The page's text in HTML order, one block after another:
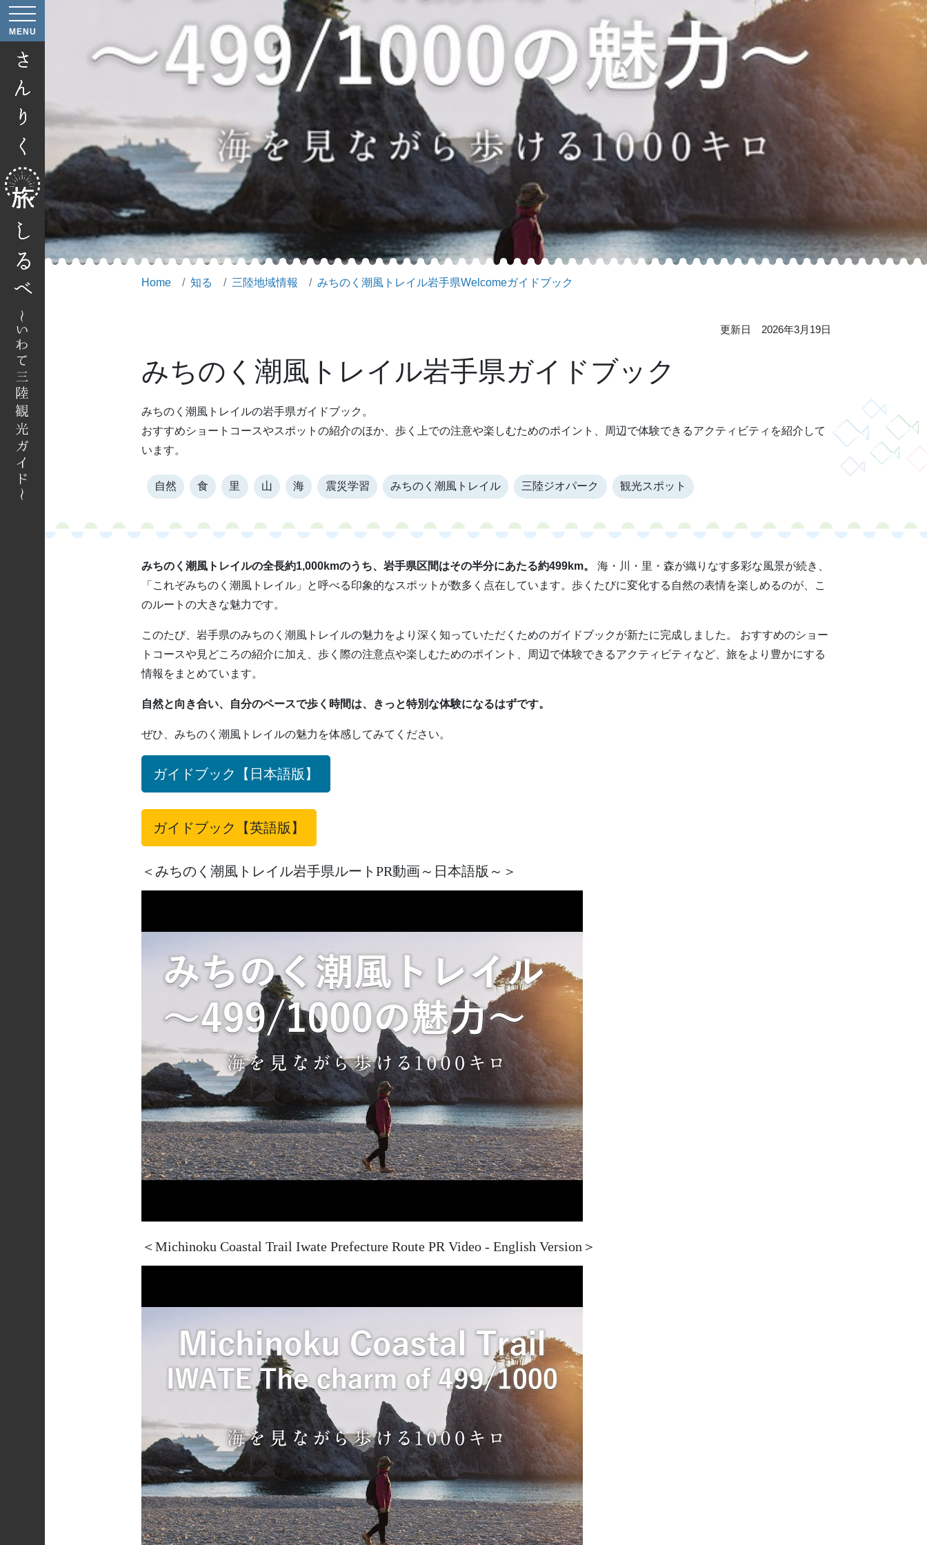
MENU
Home 知る 三陸地域情報 みちのく潮風トレイル岩手県Welcomeガイドブック
更新日 2026年3月19日
みちのく潮風トレイル岩手県ガイドブック
みちのく潮風トレイルの岩手県ガイドブック。
おすすめショートコースやスポットの紹介のほか、歩く上での注意や楽しむためのポイント、周辺で体験できるアクティビティを紹介して
います。
自然 食 里 山 海 震災学習 みちのく潮風トレイル 三陸ジオパーク 観光スポット
みちのく潮風トレイルの全長約1,000kmのうち、岩手県区間はその半分にあたる約499km。
海・川・里・森が織りなす多彩な風景が続き、
「これぞみちのく潮風トレイル」と呼べる印象的なスポットが数多く点在しています。歩くたびに変化する自然の表情を楽しめるのが、こ
のルートの大きな魅力です。
このたび、岩手県のみちのく潮風トレイルの魅力をより深く知っていただくためのガイドブックが新たに完成しました。 おすすめのショー
トコースや見どころの紹介に加え、歩く際の注意点や楽しむためのポイント、周辺で体験できるアクティビティなど、旅をより豊かにする
情報をまとめています。
自然と向き合い、自分のペースで歩く時間は、きっと特別な体験になるはずです。
ぜひ、みちのく潮風トレイルの魅力を体感してみてください。
ガイドブック【日本語版】
ガイドブック【英語版】
＜みちのく潮風トレイル岩手県ルートPR動画～日本語版～＞
＜Michinoku Coastal Trail Iwate Prefecture Route PR Video - English Version＞